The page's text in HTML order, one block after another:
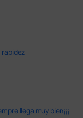
rapidez
llega muy bien¡¡¡